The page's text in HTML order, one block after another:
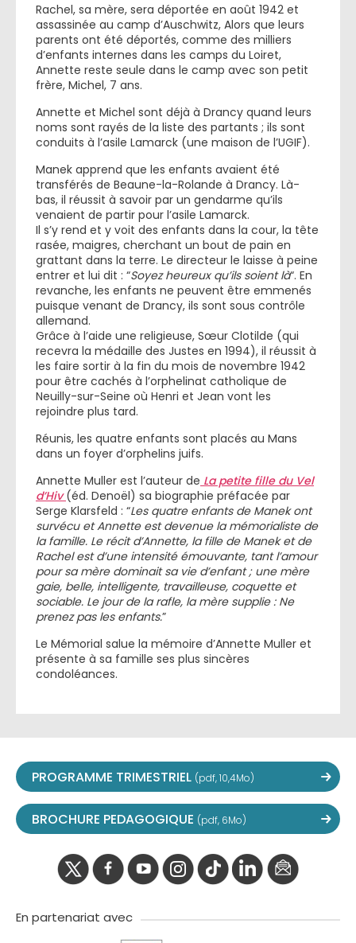
Rachel, sa mère, sera déportée en août 1942 et
assassinée au camp d’Auschwitz, Alors que leurs
parents ont été déportés, comme des milliers
d’enfants internes dans les camps du Loiret,
Annette reste seule dans le camp avec son petit
frère, Michel, 7 ans.
Annette et Michel sont déjà à Drancy quand leurs
noms sont rayés de la liste des partants ; ils sont
conduits à l’asile Lamarck (une maison de l’UGIF).
Manek apprend que les enfants avaient été
transférés de Beaune-la-Rolande à Drancy. Là-
bas, il réussit à savoir par un gendarme qu’ils
venaient de partir pour l’asile Lamarck.
Il s’y rend et y voit des enfants dans la cour, la tête
rasée, maigres, cherchant un bout de pain en
grattant dans la terre. Le directeur le laisse à peine
entrer et lui dit : “Soyez heureux qu’ils soient là“. En
revanche, les enfants ne peuvent être emmenés
puisque venant de Drancy, ils sont sous contrôle
allemand.
Grâce à l’aide une religieuse, Sœur Clotilde (qui
recevra la médaille des Justes en 1994), il réussit à
les faire sortir à la fin du mois de novembre 1942
pour être cachés à l’orphelinat catholique de
Neuilly-sur-Seine où Henri et Jean vont les
rejoindre plus tard.
Réunis, les quatre enfants sont placés au Mans
dans un foyer d’orphelins juifs.
Annette Muller est l’auteur de La petite fille du Vel
d’Hiv(éd. Denoël) sa biographie préfacée par
Serge Klarsfeld : “Les quatre enfants de Manek ont
survécu et Annette est devenue la mémorialiste de
la famille. Le récit d’Annette, la fille de Manek et de
Rachel est d’une intensité émouvante, tant l’amour
pour sa mère dominait sa vie d’enfant ; une mère
gaie, belle, intelligente, travailleuse, coquette et
sociable. Le jour de la rafle, la mère supplie : Ne
prenez pas les enfants.”
Le Mémorial salue la mémoire d’Annette Muller et
présente à sa famille ses plus sincères
condoléances.
PROGRAMME TRIMESTRIEL (pdf, 10,4Mo)
BROCHURE PEDAGOGIQUE (pdf, 6Mo)
En partenariat avec